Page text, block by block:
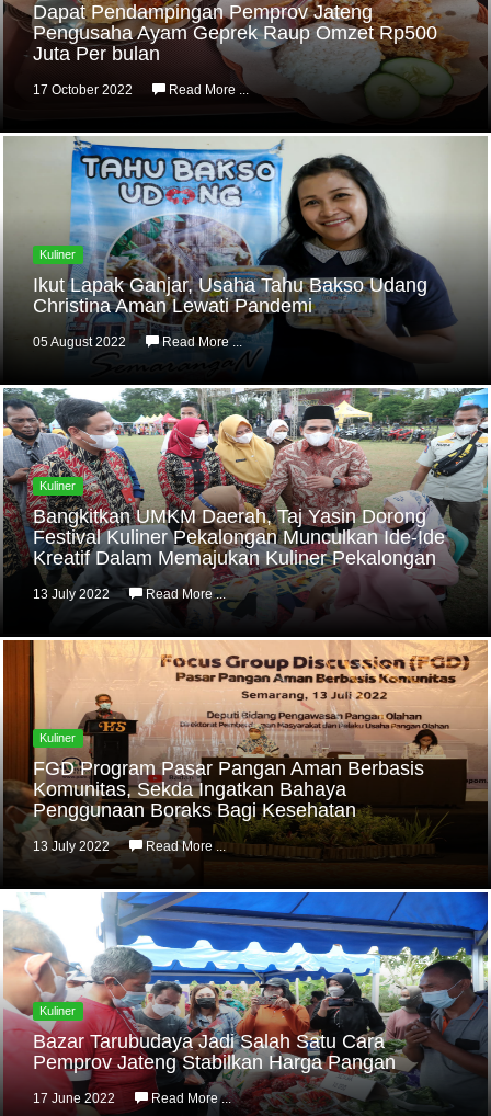
Dapat Pendampingan Pemprov Jateng
Pengusaha Ayam Geprek Raup Omzet Rp500
Juta Per bulan
17 October 2022 Read More ...
Kuliner
Ikut Lapak Ganjar, Usaha Tahu Bakso Udang
Christina Aman Lewati Pandemi
05 August 2022 Read More ...
Kuliner
Bangkitkan UMKM Daerah, Taj Yasin Dorong
Festival Kuliner Pekalongan Munculkan Ide-Ide
Kreatif Dalam Memajukan Kuliner Pekalongan
13 July 2022 Read More ...
Kuliner
FGD Program Pasar Pangan Aman Berbasis
Komunitas, Sekda Ingatkan Bahaya
Penggunaan Boraks Bagi Kesehatan
13 July 2022 Read More ...
Kuliner
Bazar Tarubudaya Jadi Salah Satu Cara
Pemprov Jateng Stabilkan Harga Pangan
17 June 2022 Read More ...